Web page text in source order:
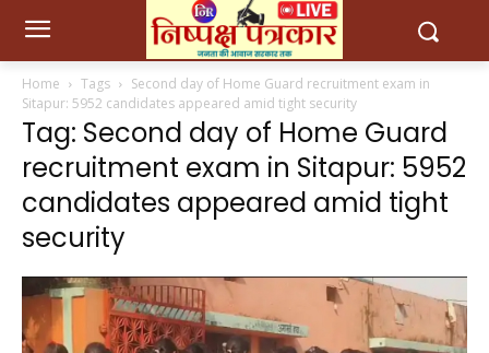
Home Tags
Second day of Home Guard recruitment exam in
Sitapur: 5952 candidates appeared amid tight security
Tag: Second day of Home Guard
recruitment exam in Sitapur: 5952
candidates appeared amid tight
security